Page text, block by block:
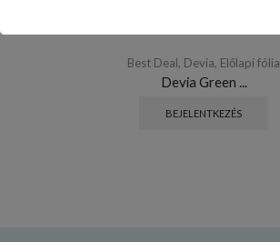
Best Deal, Devia, Előlapi fólia
Devia Green ...
BEJELENTKEZÉS